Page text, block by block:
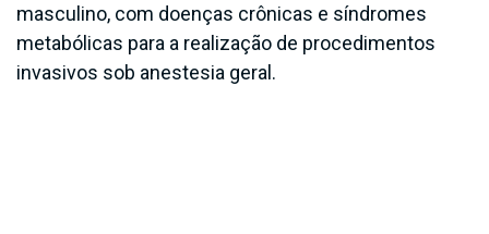
masculino, com doenças crônicas e síndromes
metabólicas para a realização de procedimentos
invasivos sob anestesia geral.